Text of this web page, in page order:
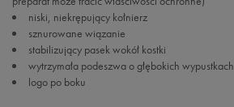
niski, niekrępujący kołnierz
sznurowane wiązanie
stabilizujący pasek wokół kostki
wytrzymała podeszwa o głębokich wypustkach
logo po boku